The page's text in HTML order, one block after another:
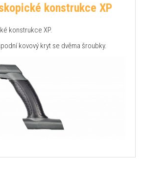
konstrukce XP
konstrukce XP.
kovový kryt se dvěma šroubky.